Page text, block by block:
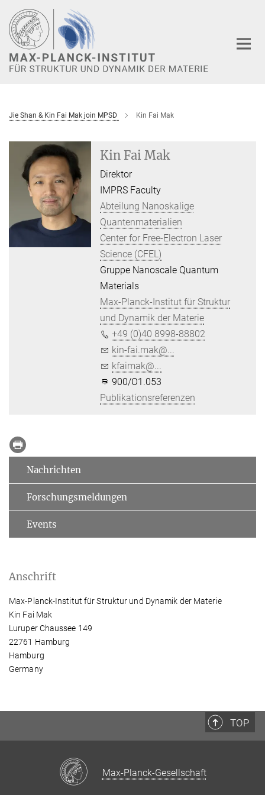
Hauptinhalt
Jie Shan & Kin Fai Mak join MPSD Kin Fai Mak
Kin Fai Mak
Direktor
IMPRS Faculty
Abteilung Nanoskalige
Quantenmaterialien
Center for Free-Electron Laser
Science (CFEL)
Gruppe Nanoscale Quantum
Materials
Max-Planck-Institut für Struktur
und Dynamik der Materie
+49 (0)40 8998-88802
kin-fai.mak@...
kfaimak@...
900/O1.053
Publikationsreferenzen
Nachrichten
Forschungsmeldungen
Events
Anschrift
Max-Planck-Institut für Struktur und Dynamik der Materie
Kin Fai Mak
Luruper Chaussee 149
22761 Hamburg
Hamburg
Germany
TOP
Max-Planck-Gesellschaft